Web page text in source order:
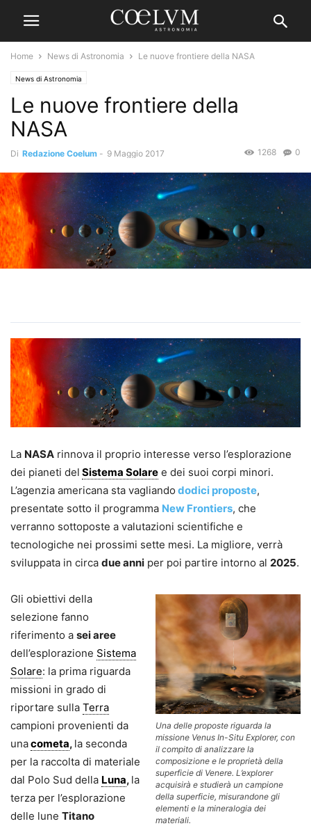
Home News di Astronomia Le nuove frontiere della NASA
News di Astronomia
Le nuove frontiere della
NASA
Di Redazione Coelum - 9 Maggio 2017 0
1268
La NASA rinnova il proprio interesse verso l’esplorazione
dei pianeti del Sistema Solare e dei suoi corpi minori.
L’agenzia americana sta vagliando dodici proposte,
presentate sotto il programma New Frontiers, che
verranno sottoposte a valutazioni scientifiche e
tecnologiche nei prossimi sette mesi. La migliore, verrà
sviluppata in circa due anni per poi partire intorno al 2025.
Una delle proposte riguarda la
missione Venus In-Situ Explorer, con
il compito di analizzare la
composizione e le proprietà della
superficie di Venere. L’explorer
acquisirà e studierà un campione
della superficie, misurandone gli
elementi e la mineralogia dei
materiali.
Gli obiettivi della
selezione fanno
riferimento a sei aree
dell’esplorazione Sistema
Solare: la prima riguarda
missioni in grado di
riportare sulla Terra
campioni provenienti da
unacometa, la seconda
per la raccolta di materiale
dal Polo Sud della Luna, la
terza per l’esplorazione
delle lune Titano